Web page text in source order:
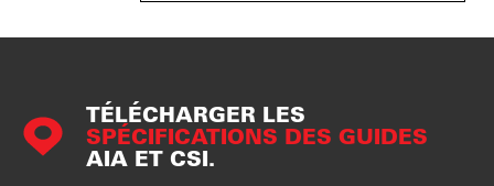
TÉLÉCHARGER LES
SPÉCIFICATIONS DES GUIDES
AIA ET CSI.